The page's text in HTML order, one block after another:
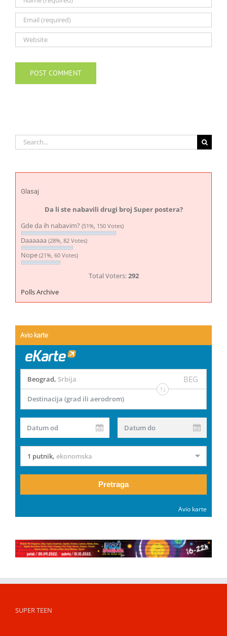
Search
for:
Glasaj
Da li ste nabavili drugi broj Super postera?
Gde da ih nabavim? (51%, 150 Votes)
Daaaaaa (28%, 82 Votes)
Nope (21%, 60 Votes)
Total Voters:292
Polls Archive
Avio karte
Beograd, Srbija BEG
Destinacija (grad ili aerodrom)
Datum od Datum do
1 putnik, ekonomska
Pretraga
Avio karte
SUPER TEEN